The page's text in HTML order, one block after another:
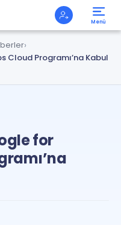
Menü
Programı’na Kabul
for